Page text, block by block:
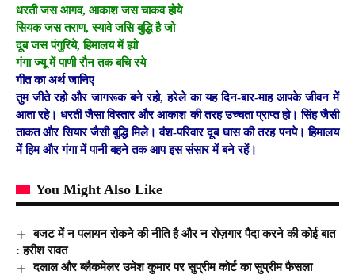
धरती जस आगव, आकाश जस चाकव होये
सियक जस तराण, स्यावे जसि बुद्धि है जो
दूब जस पंगुरिये, हिमालय में ह्यो
गंगा ज्यू में पाणी रौन तक बचि रये
गीत का अर्थ जानिए
तुम जीते रहो और जागरूक बने रहो, हरेले का यह दिन-बार-माह आपके जीवन में
आता रहे। धरती जैसा विस्तार और आकाश की तरह उच्चता प्राप्त हो। सिंह जैसी
ताकत और सियार जैसी बुद्धि मिले। वंश-परिवार दूब घास की तरह पनपे। हिमालय
में हिम और गंगा में पानी बहने तक आप इस संसार में बने रहें।
You Might Also Like
बजट में न पलायन रोकने की नीति है और न रोज़गार पैदा करने की कोई बात
: हरीश रावत
दलाल और ब्लैकमेलर उमेश कुमार पर सुप्रीम कोर्ट का सुप्रीम फैसला